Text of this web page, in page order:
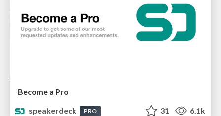
Become a Pro
speakerdeck
PRO 31 6.1k